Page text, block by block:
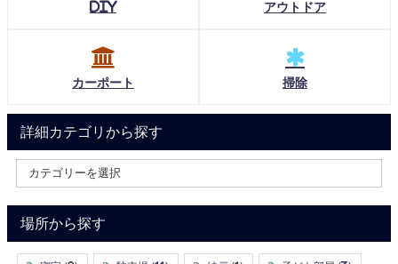
DIY アウトドア
カーポート 掃除
詳細カテゴリから探す
場所から探す